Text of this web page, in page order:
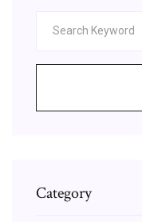
Category